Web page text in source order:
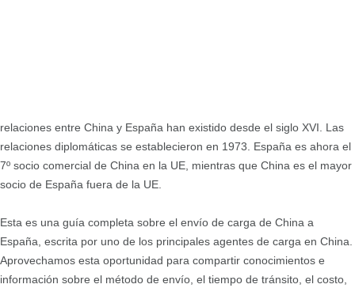
relaciones entre China y España han existido desde el siglo XVI. Las
relaciones diplomáticas se establecieron en 1973. España es ahora el
7º socio comercial de China en la UE, mientras que China es el mayor
socio de España fuera de la UE.
Esta es una guía completa sobre el envío de carga de China a
España, escrita por uno de los principales agentes de carga en China.
Aprovechamos esta oportunidad para compartir conocimientos e
información sobre el método de envío, el tiempo de tránsito, el costo,